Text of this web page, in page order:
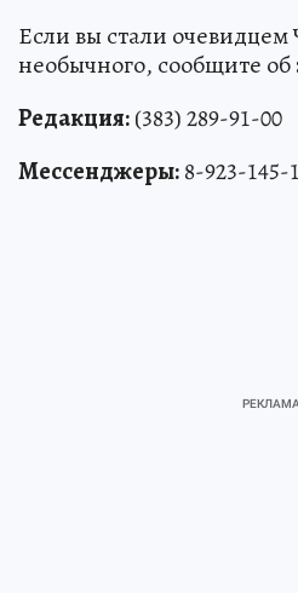
Если вы стали
необычного, сообщите
Редакция:(383) 289-91-00
Мессенджеры:8-923-145-